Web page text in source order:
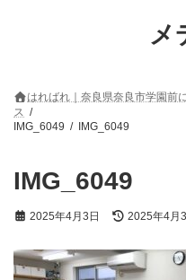
メ
はればれ｜奈良県奈良市学園前
ス
IMG_6049
IMG_6049
IMG_6049
2025年4月3日
最
新
日
2025年4月